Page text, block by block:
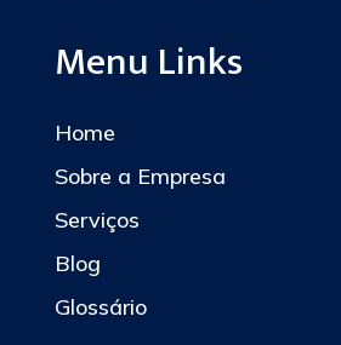
Menu Links
Home
Sobre a Empresa
Serviços
Blog
Glossário